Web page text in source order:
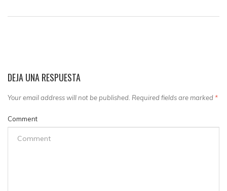
DEJA UNA RESPUESTA
Your email address will not be published. Required fields are marked *
Comment